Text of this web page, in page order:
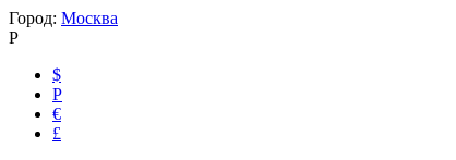
Город: Москва
Р
$
Р
€
£